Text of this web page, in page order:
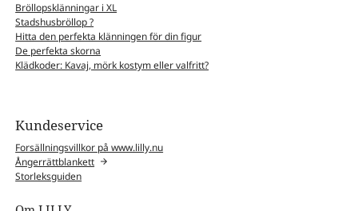
Bröllopsklänningar i XL
Stadshusbröllop ?
Hitta den perfekta klänningen för din figur
De perfekta skorna
Klädkoder: Kavaj, mörk kostym eller valfritt?
Kundeservice
Forsällningsvillkor på www.lilly.nu
Ångerrättblankett
Storleksguiden